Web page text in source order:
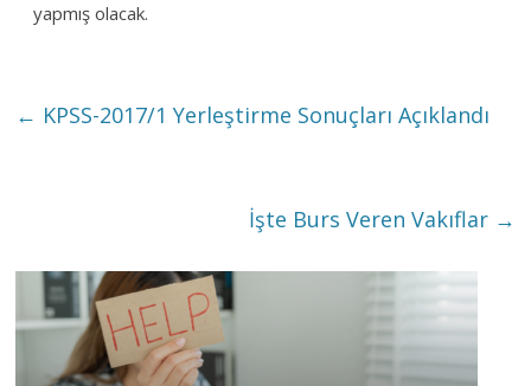
yapmış olacak.
← KPSS-2017/1 Yerleştirme Sonuçları Açıklandı
İşte Burs Veren Vakıflar →